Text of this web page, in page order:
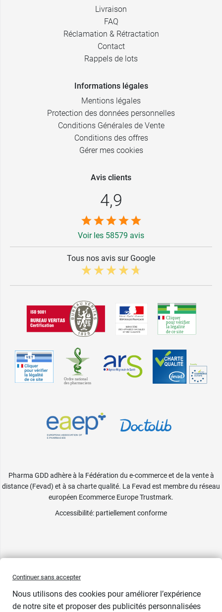
Livraison
FAQ
Réclamation & Rétractation
Contact
Rappels de lots
Informations légales
Mentions légales
Protection des données personnelles
Conditions Générales de Vente
Conditions des offres
Gérer mes cookies
Avis clients
4,9
Voir les 58579 avis
Tous nos avis sur Google
Pharma GDD adhère à la Fédération du e-commerce et de la vente à
distance (Fevad) et à sa charte qualité. La Fevad est membre du réseau
européen Ecommerce Europe Trustmark.
Accessibilité: partiellement conforme
Continuer sans accepter
Nous utilisons des cookies pour améliorer l’expérience
de notre site et proposer des publicités personnalisées